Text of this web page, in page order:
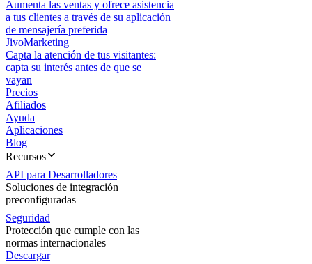
Aumenta las ventas y ofrece asistencia
a tus clientes a través de su aplicación
de mensajería preferida
JivoMarketing
Capta la atención de tus visitantes:
capta su interés antes de que se
vayan
Precios
Afiliados
Ayuda
Aplicaciones
Blog
Recursos
API para Desarrolladores
Soluciones de integración
preconfiguradas
Seguridad
Protección que cumple con las
normas internacionales
Descargar